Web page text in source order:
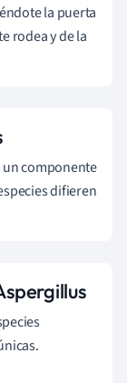
la puerta
rodea y de la
un componente
difieren